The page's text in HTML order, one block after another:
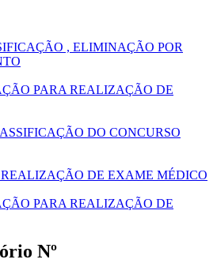
, ELIMINAÇÃO POR
PARA REALIZAÇÃO DE
DO CONCURSO
DE EXAME MÉDICO
PARA REALIZAÇÃO DE
Nº